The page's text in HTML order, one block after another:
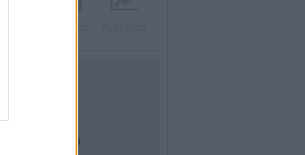
Articoli più letti